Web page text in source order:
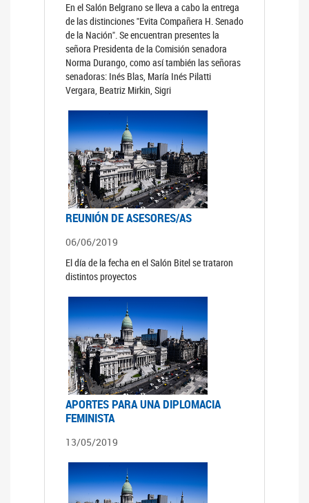
En el Salón Belgrano se lleva a cabo la entrega
de las distinciones "Evita Compañera H. Senado
de la Nación". Se encuentran presentes la
señora Presidenta de la Comisión senadora
Norma Durango, como así también las señoras
senadoras: Inés Blas, María Inés Pilatti
Vergara, Beatriz Mirkin, Sigri
REUNIÓN DE ASESORES/AS
06/06/2019
El día de la fecha en el Salón Bitel se trataron
distintos proyectos
APORTES PARA UNA DIPLOMACIA
FEMINISTA
13/05/2019